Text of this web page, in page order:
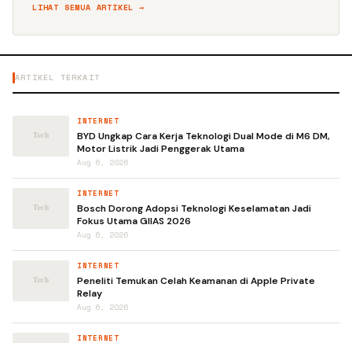
LIHAT SEMUA ARTIKEL →
ARTIKEL TERKAIT
INTERNET
BYD Ungkap Cara Kerja Teknologi Dual Mode di M6 DM,
Motor Listrik Jadi Penggerak Utama
Aug 6, 2026
INTERNET
Bosch Dorong Adopsi Teknologi Keselamatan Jadi
Fokus Utama GIIAS 2026
Aug 6, 2026
INTERNET
Peneliti Temukan Celah Keamanan di Apple Private
Relay
Aug 6, 2026
INTERNET